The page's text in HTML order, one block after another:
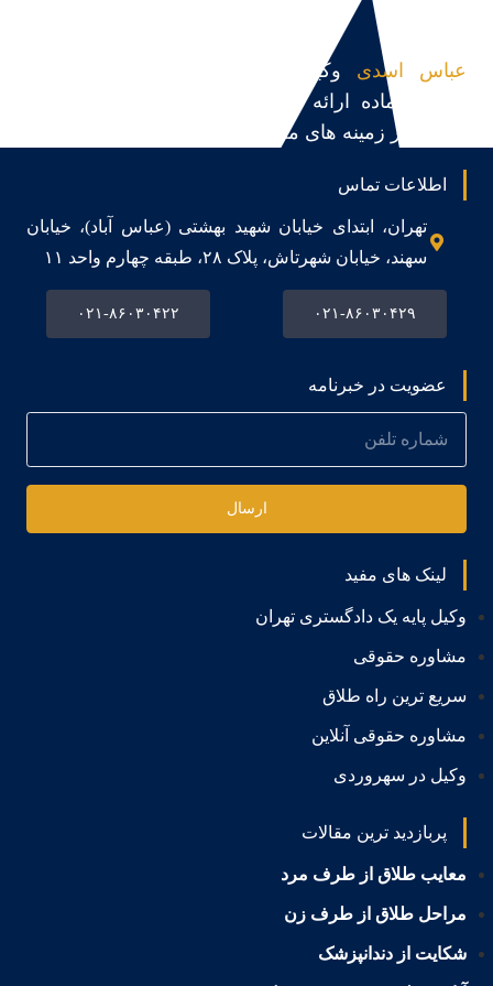
عباس اسدی وکیل پایه یک دادگستری و مشاور
حقوقی،آماده ارائه مشاوره حقوقی، قبول و پیگیری
پرونده در زمینه های مختلف می باشد.
اطلاعات تماس
تهران، ابتدای خیابان شهید بهشتی (عباس آباد)، خیابان
سهند، خیابان شهرتاش، پلاک ۲۸، طبقه چهارم واحد ۱۱
۰۲۱-۸۶۰۳۰۴۲۹ ۰۲۱-۸۶۰۳۰۴۲۲
عضویت در خبرنامه
ارسال
لینک های مفید
وکیل پایه یک دادگستری تهران
مشاوره حقوقی
سریع ترین راه طلاق
مشاوره حقوقی آنلاین
وکیل در سهروردی
پربازدید ترین مقالات
معایب طلاق از طرف مرد
مراحل طلاق از طرف زن
شکایت از دندانپزشک